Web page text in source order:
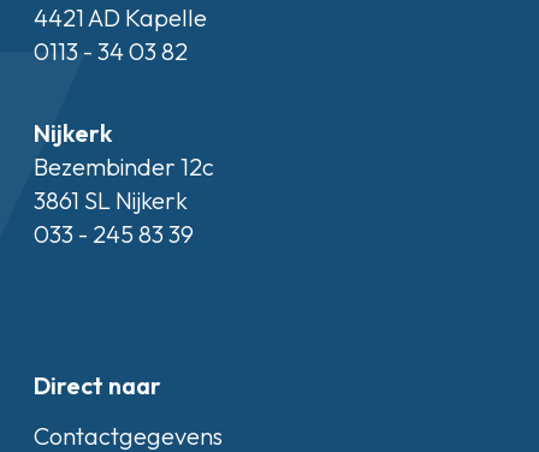
4421 AD Kapelle
0113 - 34 03 82
Nijkerk
Bezembinder 12c
3861 SL Nijkerk
033 - 245 83 39
Direct naar
Contactgegevens